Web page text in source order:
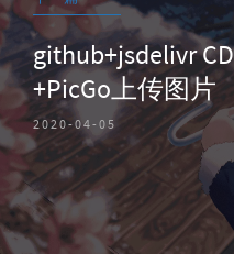
github+jsdelivr
+PicGo上传图片
2020-04-05